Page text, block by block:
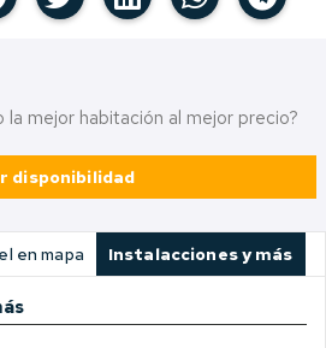
la mejor habitación al mejor precio?
disponibilidad
en mapa Instalacciones y más